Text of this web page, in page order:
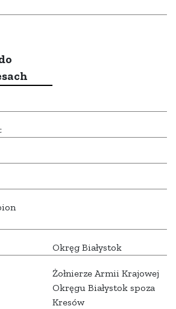
Okręg Białystok
Żołnierze Armii Krajowej
Okręgu Białystok spoza
Kresów